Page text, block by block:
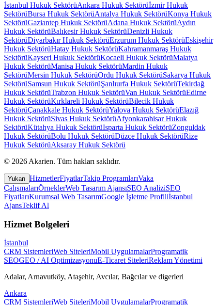
İstanbul Hukuk SektörüAnkara Hukuk Sektörüİzmir Hukuk
SektörüBursa Hukuk SektörüAntalya Hukuk SektörüKonya Hukuk
SektörüGaziantep Hukuk SektörüAdana Hukuk SektörüAydın
Hukuk SektörüBalıkesir Hukuk SektörüDenizli Hukuk
SektörüDiyarbakır Hukuk SektörüErzurum Hukuk SektörüEskişehir
Hukuk SektörüHatay Hukuk SektörüKahramanmaraş Hukuk
SektörüKayseri Hukuk SektörüKocaeli Hukuk SektörüMalatya
Hukuk SektörüManisa Hukuk SektörüMardin Hukuk
SektörüMersin Hukuk SektörüOrdu Hukuk SektörüSakarya Hukuk
SektörüSamsun Hukuk SektörüŞanlıurfa Hukuk SektörüTekirdağ
Hukuk SektörüTrabzon Hukuk SektörüVan Hukuk SektörüEdirne
Hukuk SektörüKırklareli Hukuk SektörüBilecik Hukuk
SektörüÇanakkale Hukuk SektörüYalova Hukuk SektörüElazığ
Hukuk SektörüSivas Hukuk SektörüAfyonkarahisar Hukuk
SektörüKütahya Hukuk SektörüIsparta Hukuk SektörüZonguldak
Hukuk SektörüBolu Hukuk SektörüDüzce Hukuk SektörüRize
Hukuk SektörüAksaray Hukuk Sektörü
© 2026 Akarien. Tüm hakları saklıdır.
Yukarı HizmetlerFiyatlarTakip ProgramlarıVaka
ÇalışmalarıÖrneklerWeb Tasarım AjansıSEO AnaliziSEO
FiyatlarıKurumsal Web TasarımGoogle İşletme Profiliİstanbul
AjansTeklif Al
Hizmet Bolgeleri
İstanbul
CRM SistemleriWeb SiteleriMobil UygulamalarProgramatik
SEOGEO / AI OptimizasyonuE-Ticaret SiteleriReklam Yönetimi
Adalar, Arnavutköy, Ataşehir, Avcılar, Bağcılarve digerleri
Ankara
CRM SistemleriWeb SiteleriMobil UygulamalarProgramatik